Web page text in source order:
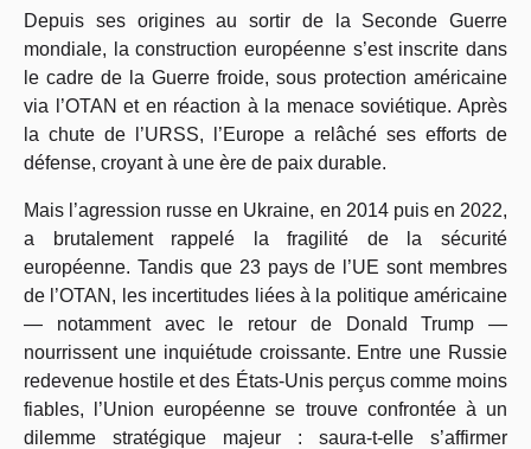
Depuis ses origines au sortir de la Seconde Guerre
mondiale, la construction européenne s’est inscrite dans
le cadre de la Guerre froide, sous protection américaine
via l’OTAN et en réaction à la menace soviétique. Après
la chute de l’URSS, l’Europe a relâché ses efforts de
défense, croyant à une ère de paix durable.
Mais l’agression russe en Ukraine, en 2014 puis en 2022,
a brutalement rappelé la fragilité de la sécurité
européenne. Tandis que 23 pays de l’UE sont membres
de l’OTAN, les incertitudes liées à la politique américaine
— notamment avec le retour de Donald Trump —
nourrissent une inquiétude croissante. Entre une Russie
redevenue hostile et des États-Unis perçus comme moins
fiables, l’Union européenne se trouve confrontée à un
dilemme stratégique majeur : saura-t-elle s’affirmer